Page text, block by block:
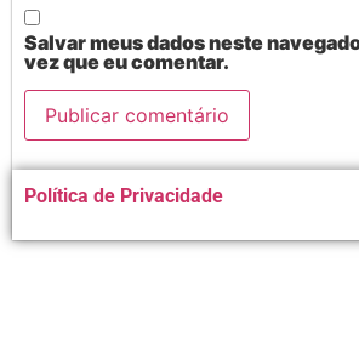
Salvar meus dados neste
vez que eu comentar.
Alternative:
Política de Privacidade